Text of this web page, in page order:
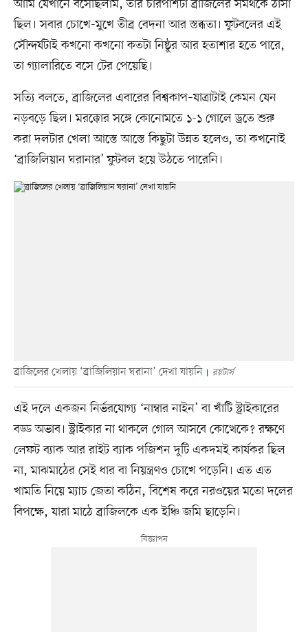
আমি যেখানে বসেছিলাম, তার চারপাশটা ব্রাজিলের সমর্থকে ঠাসা
ছিল। সবার চোখে-মুখে তীব্র বেদনা আর স্তব্ধতা। ফুটবলের এই
সৌন্দর্যটাই কখনো কখনো কতটা নিষ্ঠুর আর হতাশার হতে পারে,
তা গ্যালারিতে বসে টের পেয়েছি।
সত্যি বলতে, ব্রাজিলের এবারের বিশ্বকাপ–যাত্রাটাই কেমন যেন
নড়বড়ে ছিল। মরক্কোর সঙ্গে কোনোমতে ১-১ গোলে ড্রতে শুরু
করা দলটার খেলা আস্তে আস্তে কিছুটা উন্নত হলেও, তা কখনোই
‘ব্রাজিলিয়ান ঘরানার’ ফুটবল হয়ে উঠতে পারেনি।
ব্রাজিলের খেলায় ‘ব্রাজিলিয়ান ঘরানা’ দেখা যায়নি রয়টার্স
এই দলে একজন নির্ভরযোগ্য ‘নাম্বার নাইন’ বা খাঁটি স্ট্রাইকারের
বড্ড অভাব। স্ট্রাইকার না থাকলে গোল আসবে কোত্থেকে? রক্ষণে
লেফট ব্যাক আর রাইট ব্যাক পজিশন দুটি একদমই কার্যকর ছিল
না, মাঝমাঠের সেই ধার বা নিয়ন্ত্রণও চোখে পড়েনি। এত এত
খামতি নিয়ে ম্যাচ জেতা কঠিন, বিশেষ করে নরওয়ের মতো দলের
বিপক্ষে, যারা মাঠে ব্রাজিলকে এক ইঞ্চি জমি ছাড়েনি।